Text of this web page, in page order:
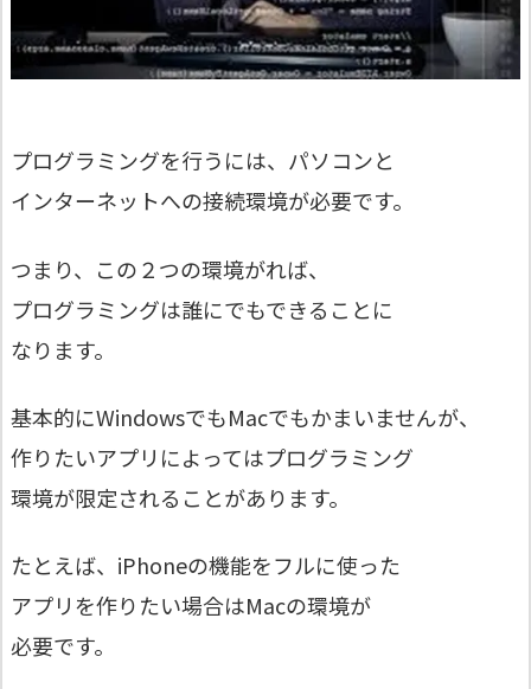
プログラミングを行うには、パソコンと
インターネットへの接続環境が必要です。
つまり、この２つの環境がれば、
プログラミングは誰にでもできることに
なります。
基本的にWindowsでもMacでもかまいませんが、
作りたいアプリによってはプログラミング
環境が限定されることがあります。
たとえば、iPhoneの機能をフルに使った
アプリを作りたい場合はMacの環境が
必要です。